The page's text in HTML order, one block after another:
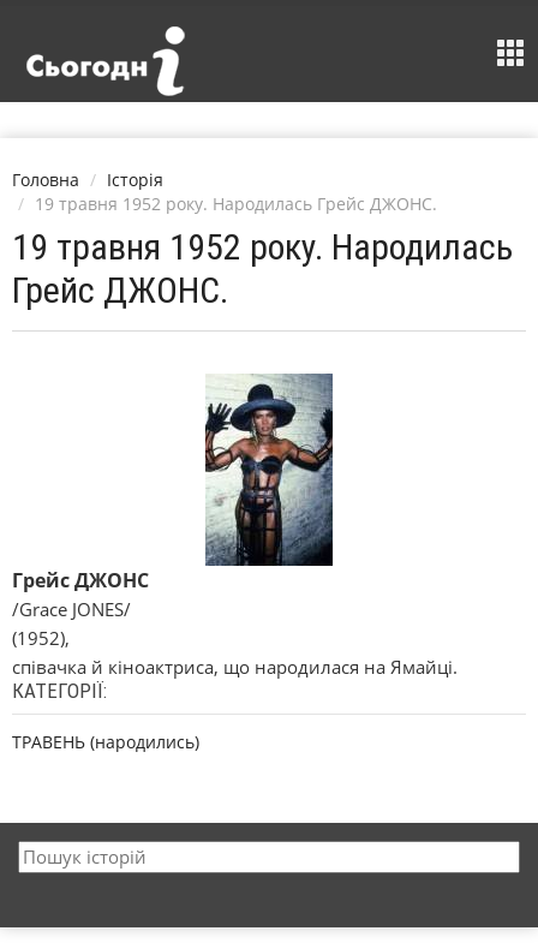
Головна
Історія
19 травня 1952 року. Народилась Грейс ДЖОНС.
19 травня 1952 року. Народилась
Грейс ДЖОНС.
Грейс ДЖОНС
/Grace JONES/
(1952),
співачка й кіноактриса, що народилася на Ямайці.
КАТЕГОРІЇ:
ТРАВЕНЬ (народились)